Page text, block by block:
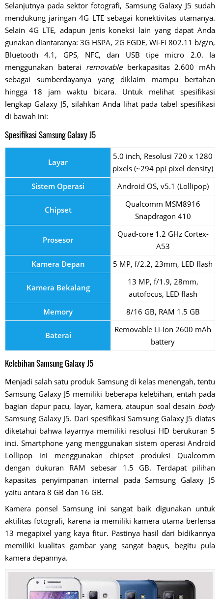
Selanjutnya pada sektor fotografi, Samsung Galaxy J5 sudah
mendukung jaringan 4G LTE sebagai konektivitas utamanya.
Selain 4G LTE, adapun jenis koneksi lain yang dapat Anda
gunakan diantaranya: 3G HSPA, 2G EGDE, Wi-Fi 802.11 b/g/n,
Bluetooth 4.1, GPS, NFC, dan USB tipe micro 2.0. Ia
menggunakan baterai removableberkapasitas 2.600 mAh
sebagai sumberdayanya yang diklaim mampu bertahan
hingga 18 jam waktu bicara. Untuk melihat spesifikasi
lengkap Galaxy J5, silahkan Anda lihat pada tabel spesifikasi
di bawah ini:
Spesifikasi Samsung Galaxy J5
Layar
5.0 inch, Resolusi 720 x 1280
pixels (~294 ppi pixel density)
Sistem Operasi
Android OS, v5.1 (Lollipop)
Chipset
Qualcomm MSM8916
Snapdragon 410
Prosesor
Quad-core 1.2 GHz Cortex-
A53
Kamera Depan
5 MP, f/2.2, 23mm, LED flash
Kamera Bekalang
13 MP, f/1.9, 28mm,
autofocus, LED flash
Memory
8/16 GB, RAM 1.5 GB
Baterai
Removable Li-Ion 2600 mAh
battery
Kelebihan Samsung Galaxy J5
Menjadi salah satu produk Samsung di kelas menengah, tentu
Samsung Galaxy J5 memiliki beberapa kelebihan, entah pada
bagian dapur pacu, layar, kamera, ataupun soal desain body
Samsung Galaxy J5. Dari spesifikasi Samsung Galaxy J5 diatas
diketahui bahwa layarnya memiliki resolusi HD berukuran 5
inci. Smartphone yang menggunakan sistem operasi Android
Lollipop ini menggunakan chipset produksi Qualcomm
dengan dukuran RAM sebesar 1.5 GB. Terdapat pilihan
kapasitas penyimpanan internal pada Samsung Galaxy J5
yaitu antara 8 GB dan 16 GB.
Kamera ponsel Samsung ini sangat baik digunakan untuk
aktifitas fotografi, karena ia memiliki kamera utama berlensa
13 megapixel yang kaya fitur. Pastinya hasil dari bidikannya
memiliki kualitas gambar yang sangat bagus, begitu pula
kamera depannya.